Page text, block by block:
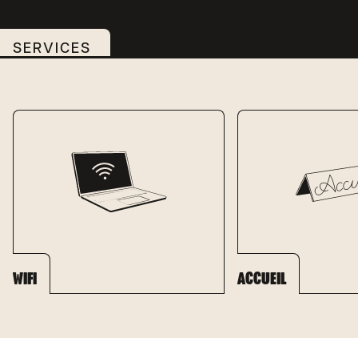
SERVICES
WIFI ACCUEIL